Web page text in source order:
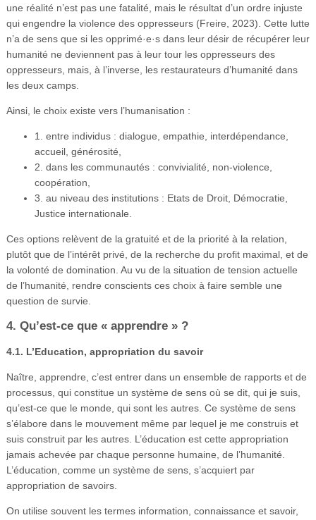
une réalité n’est pas une fatalité, mais le résultat d’un ordre injuste
qui engendre la violence des oppresseurs (Freire, 2023). Cette lutte
n’a de sens que si les opprimé·e·s dans leur désir de récupérer leur
humanité ne deviennent pas à leur tour les oppresseurs des
oppresseurs, mais, à l’inverse, les restaurateurs d’humanité dans
les deux camps.
Ainsi, le choix existe vers l’humanisation :
1. entre individus : dialogue, empathie, interdépendance,
accueil, générosité,
2. dans les communautés : convivialité, non-violence,
coopération,
3. au niveau des institutions : Etats de Droit, Démocratie,
Justice internationale.
Ces options relèvent de la gratuité et de la priorité à la relation,
plutôt que de l’intérêt privé, de la recherche du profit maximal, et de
la volonté de domination. Au vu de la situation de tension actuelle
de l’humanité, rendre conscients ces choix à faire semble une
question de survie.
4. Qu’est-ce que « apprendre » ?
4.1. L’Education, appropriation du savoir
Naître, apprendre, c’est entrer dans un ensemble de rapports et de
processus, qui constitue un système de sens où se dit, qui je suis,
qu’est-ce que le monde, qui sont les autres. Ce système de sens
s’élabore dans le mouvement même par lequel je me construis et
suis construit par les autres. L’éducation est cette appropriation
jamais achevée par chaque personne humaine, de l’humanité.
L’éducation, comme un système de sens, s’acquiert par
appropriation de savoirs.
On utilise souvent les termes information, connaissance et savoir,